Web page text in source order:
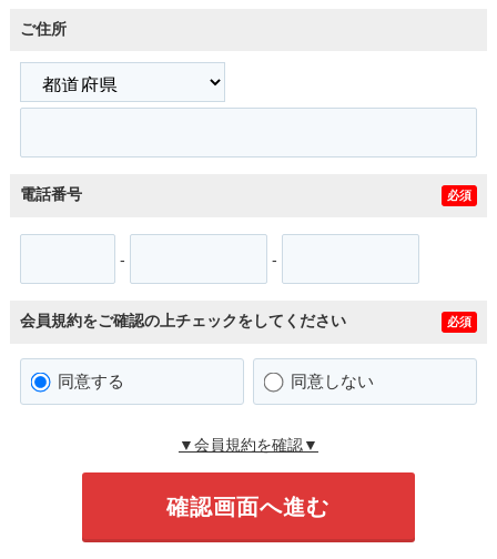
ご住所
電話番号 必須
- -
会員規約をご確認の上チェックをしてください 必須
同意する 同意しない
▼会員規約を確認▼